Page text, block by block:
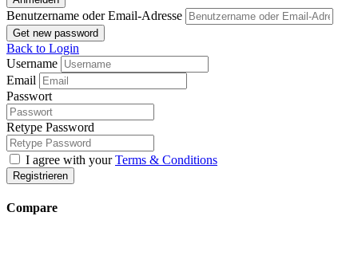
Benutzername oder Email-Adresse
Get new password
Back to Login
Username
Email
Passwort
Retype Password
I agree with yourTerms & Conditions
Registrieren
Compare